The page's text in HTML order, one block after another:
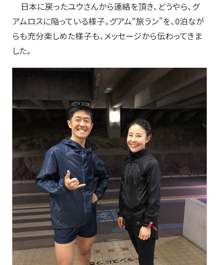
日本に戻ったユウさんから連絡を頂き、どうやら、グ
アムロスに陥っている様子。グアム“旅ラン”を、0泊なが
らも充分楽しめた様子も、メッセージから伝わってきま
した。